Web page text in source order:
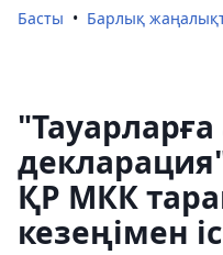
Басты Барлық
ҚР МКК
кезеңімен